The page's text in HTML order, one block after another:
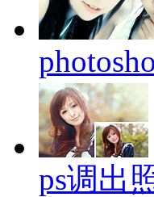
ps调出